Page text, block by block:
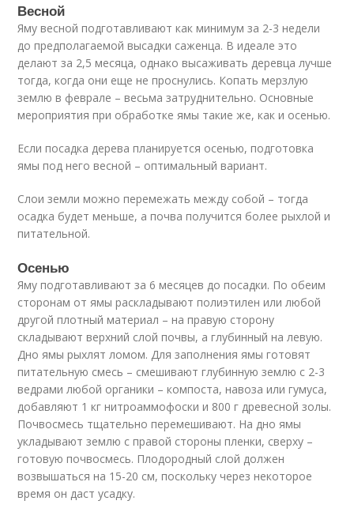
Весной
Яму весной подготавливают как минимум за 2-3 недели
до предполагаемой высадки саженца. В идеале это
делают за 2,5 месяца, однако высаживать деревца лучше
тогда, когда они еще не проснулись. Копать мерзлую
землю в феврале – весьма затруднительно. Основные
мероприятия при обработке ямы такие же, как и осенью.
Если посадка дерева планируется осенью, подготовка
ямы под него весной – оптимальный вариант.
Слои земли можно перемежать между собой – тогда
осадка будет меньше, а почва получится более рыхлой и
питательной.
Осенью
Яму подготавливают за 6 месяцев до посадки. По обеим
сторонам от ямы раскладывают полиэтилен или любой
другой плотный материал – на правую сторону
складывают верхний слой почвы, а глубинный на левую.
Дно ямы рыхлят ломом. Для заполнения ямы готовят
питательную смесь – смешивают глубинную землю с 2-3
ведрами любой органики – компоста, навоза или гумуса,
добавляют 1 кг нитроаммофоски и 800 г древесной золы.
Почвосмесь тщательно перемешивают. На дно ямы
укладывают землю с правой стороны пленки, сверху –
готовую почвосмесь. Плодородный слой должен
возвышаться на 15-20 см, поскольку через некоторое
время он даст усадку.